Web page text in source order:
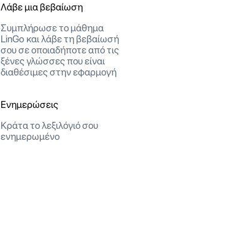
Λάβε μια βεβαίωση
Συμπλήρωσε το μάθημα
LinGo και λάβε τη βεβαίωσή
σου σε οποιαδήποτε από τις
ξένες γλώσσες που είναι
διαθέσιμες στην εφαρμογή
Ενημερώσεις
Κράτα το λεξιλόγιό σου
ενημερωμένο